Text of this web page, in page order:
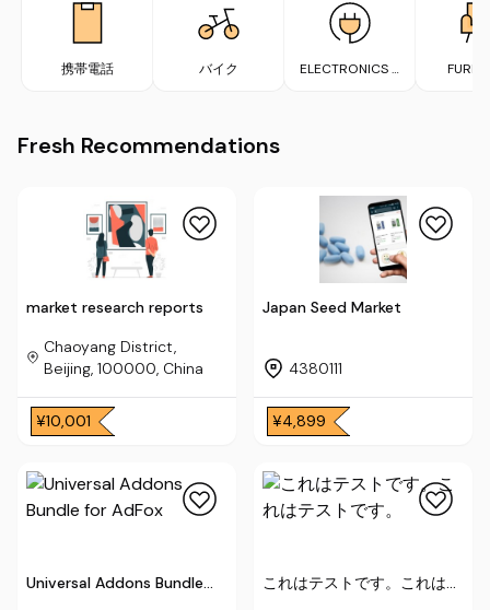
携帯電話 バイク
ELECTRONICS &
Fresh Recommendations
market research reports
Chaoyang District,
Beijing, 100000, China
¥10,001
Japan Seed Market
4380111
¥4,899
Universal Addons Bundle
これはテストです。これはテ